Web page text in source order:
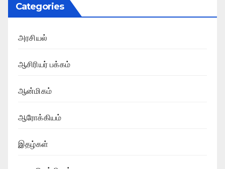
Categories
அரசியல்
ஆசிரியர் பக்கம்
ஆன்மிகம்
ஆரோக்கியம்
இதழ்கள்